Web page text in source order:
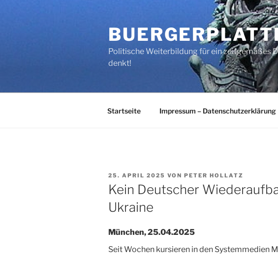
Politische Weiterbildung für ein zeitgemäßes
denkt!
Startseite Impressum – Datenschutzerklärung
VERÖFFENTLICHT
AM
25. APRIL 2025 VON PETER HOLLATZ
Kein Deutscher
Ukraine
München, 25.04.2025
Seit Wochen kursieren in den Systemmedien